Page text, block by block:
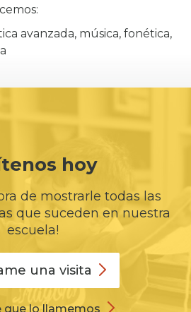
avanzada, música, fonética,
hoy
de mostrarle todas las
que suceden en nuestra
escuela!
una visita
que lo llamemos